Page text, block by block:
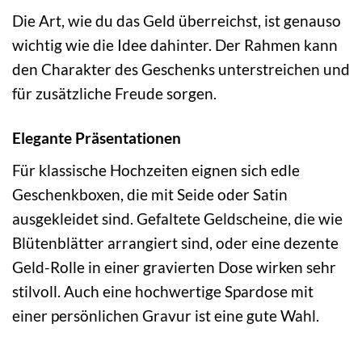
Die Art, wie du das Geld überreichst, ist genauso
wichtig wie die Idee dahinter. Der Rahmen kann
den Charakter des Geschenks unterstreichen und
für zusätzliche Freude sorgen.
Elegante Präsentationen
Für klassische Hochzeiten eignen sich edle
Geschenkboxen, die mit Seide oder Satin
ausgekleidet sind. Gefaltete Geldscheine, die wie
Blütenblätter arrangiert sind, oder eine dezente
Geld-Rolle in einer gravierten Dose wirken sehr
stilvoll. Auch eine hochwertige Spardose mit
einer persönlichen Gravur ist eine gute Wahl.